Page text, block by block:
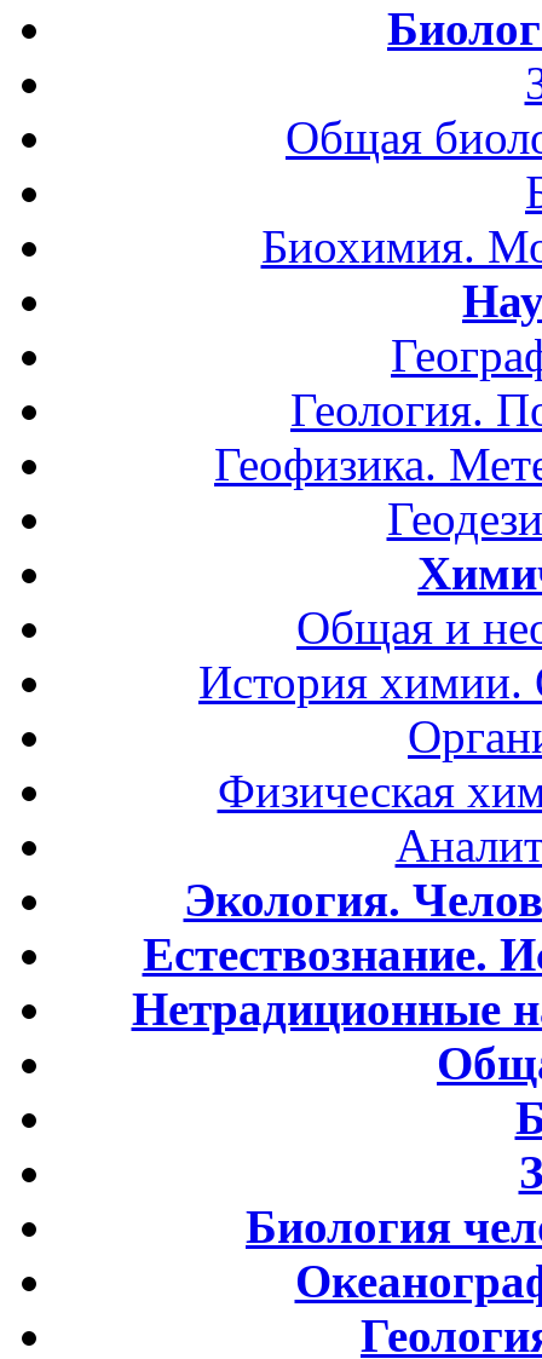
Общая
Биохимия.
Геология.
Геофизика.
Общая и
История
Физическая
Экология.
Естествознание.
Нетрадиционные
Биология